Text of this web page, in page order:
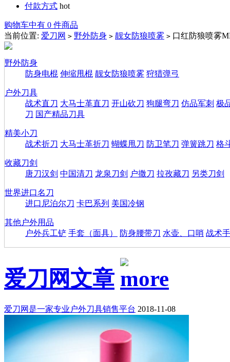
付款方式 hot
购物车中有 0 件商品
当前位置: 爱刀网 > 野外防身 > 靓女防狼喷雾 > 口红防狼喷雾
野外防身
防身电棍 伸缩甩棍 靓女防狼喷雾 狩猎弹弓
户外刀具
战术直刀 大马士革直刀 开山砍刀 狗腿弯刀 仿品军刺 极
刀 国产精品刀具
精美小刀
战术折刀 大马士革折刀 蝴蝶甩刀 防卫笔刀 弹簧跳刀 格
收藏刀剑
唐刀汉剑 中国清刀 龙泉刀剑 户撒刀 拉孜藏刀 另类刀剑
世界进口名刀
进口尼泊尔刀 卡巴系列 美国冷钢
其他户外用品
户外兵工铲 手套（面具） 防身腰带刀 水壶、口哨 战术
爱刀网文章
爱刀网是一家专业户外刀具销售平台 2018-11-08